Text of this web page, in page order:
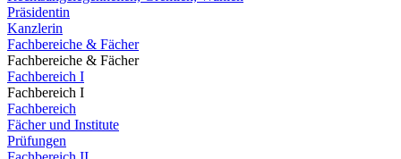
Präsidentin
Kanzlerin
Fachbereiche & Fächer
Fachbereiche & Fächer
Fachbereich I
Fachbereich I
Fachbereich
Fächer und Institute
Prüfungen